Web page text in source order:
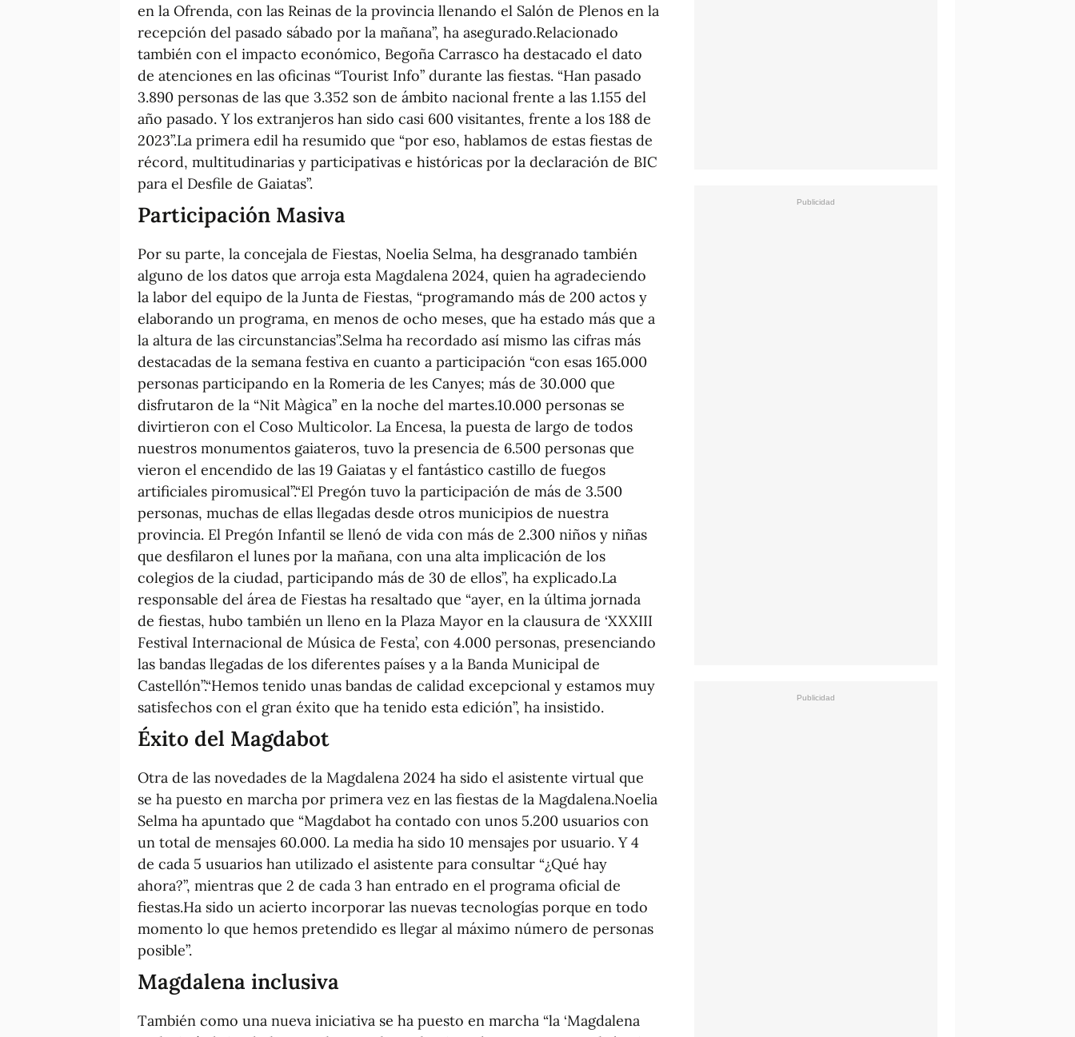
en la Ofrenda, con las Reinas de la provincia llenando el Salón de Plenos en la
recepción del pasado sábado por la mañana”, ha asegurado.Relacionado
también con el impacto económico, Begoña Carrasco ha destacado el dato
de atenciones en las oficinas “Tourist Info” durante las fiestas. “Han pasado
3.890 personas de las que 3.352 son de ámbito nacional frente a las 1.155 del
año pasado. Y los extranjeros han sido casi 600 visitantes, frente a los 188 de
2023”.La primera edil ha resumido que “por eso, hablamos de estas fiestas de
récord, multitudinarias y participativas e históricas por la declaración de BIC
para el Desfile de Gaiatas”.
Participación Masiva
Por su parte, la concejala de Fiestas, Noelia Selma, ha desgranado también
alguno de los datos que arroja esta Magdalena 2024, quien ha agradeciendo
la labor del equipo de la Junta de Fiestas, “programando más de 200 actos y
elaborando un programa, en menos de ocho meses, que ha estado más que a
la altura de las circunstancias”.Selma ha recordado así mismo las cifras más
destacadas de la semana festiva en cuanto a participación “con esas 165.000
personas participando en la Romeria de les Canyes; más de 30.000 que
disfrutaron de la “Nit Màgica” en la noche del martes.10.000 personas se
divirtieron con el Coso Multicolor. La Encesa, la puesta de largo de todos
nuestros monumentos gaiateros, tuvo la presencia de 6.500 personas que
vieron el encendido de las 19 Gaiatas y el fantástico castillo de fuegos
artificiales piromusical”.“El Pregón tuvo la participación de más de 3.500
personas, muchas de ellas llegadas desde otros municipios de nuestra
provincia. El Pregón Infantil se llenó de vida con más de 2.300 niños y niñas
que desfilaron el lunes por la mañana, con una alta implicación de los
colegios de la ciudad, participando más de 30 de ellos”, ha explicado.La
responsable del área de Fiestas ha resaltado que “ayer, en la última jornada
de fiestas, hubo también un lleno en la Plaza Mayor en la clausura de ‘XXXIII
Festival Internacional de Música de Festa’, con 4.000 personas, presenciando
las bandas llegadas de los diferentes países y a la Banda Municipal de
Castellón”.“Hemos tenido unas bandas de calidad excepcional y estamos muy
satisfechos con el gran éxito que ha tenido esta edición”, ha insistido.
Éxito del Magdabot
Otra de las novedades de la Magdalena 2024 ha sido el asistente virtual que
se ha puesto en marcha por primera vez en las fiestas de la Magdalena.Noelia
Selma ha apuntado que “Magdabot ha contado con unos 5.200 usuarios con
un total de mensajes 60.000. La media ha sido 10 mensajes por usuario. Y 4
de cada 5 usuarios han utilizado el asistente para consultar “¿Qué hay
ahora?”, mientras que 2 de cada 3 han entrado en el programa oficial de
fiestas.Ha sido un acierto incorporar las nuevas tecnologías porque en todo
momento lo que hemos pretendido es llegar al máximo número de personas
posible”.
Magdalena inclusiva
También como una nueva iniciativa se ha puesto en marcha “la ‘Magdalena